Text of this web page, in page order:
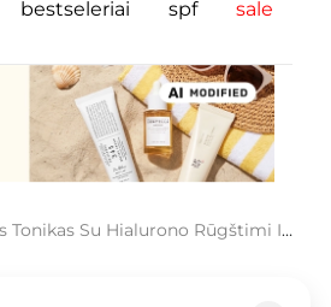
bestseleriai spf sale
Rūgštimi Ir Pantenoliu - 300ml